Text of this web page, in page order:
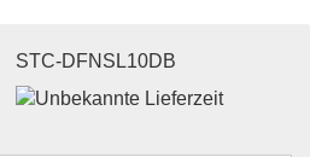
STC-DFNSL10DB